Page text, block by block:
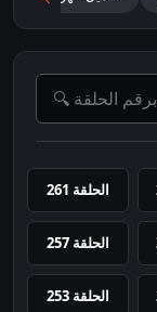
الحلقة 261
الحلقة 257
الحلقة 253